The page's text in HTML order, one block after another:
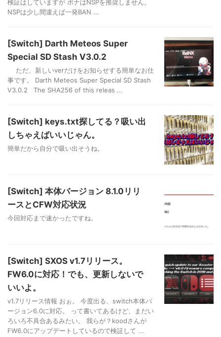
検証はしていますが ボナはNSPを推奨しません。
NSPは少し間違えば一発BAN ...
[Switch] Darth Meteos Super
Special SD Stash V3.0.2
ただ、新しいverだけをお知らせする簡単なお仕
事です。 Darth Meteos Super Special SD Stash
V3.0.2 The SHA256 of this releas ...
[Switch] keys.txt探してる？吸い出
しちゃえばいいじゃん。
簡単だから自分で吸い出そうね。
[Switch] 本体バージョン 8.1.0リリ
ースとCFW対応状況
今回対応まで速かったですね。
[Switch] SXOS v1.7リリース。
FW6.0に対応！でも、更新しないで
いいよ。
v1.7リリース情報 おぉ。 今度出る、switch本体バ
ージョン6.0に対応。 って書いてあるけど、まだい
ろいろ不具合あるみたい。 我らが？koodさんが
FW6.0にアップデートしているので検証して ...